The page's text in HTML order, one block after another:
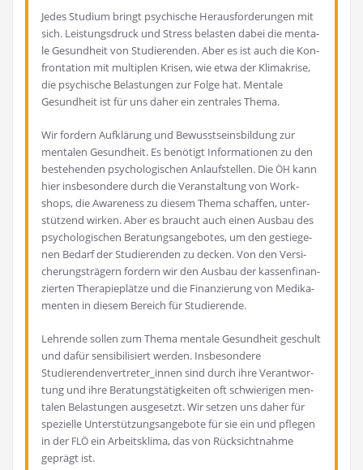
Jedes Stu­di­um bringt psy­chi­sche Her­aus­for­de­run­gen mit
sich. Leis­tungs­druck und Stress belas­ten dabei die men­ta­
le Gesund­heit von Stu­die­ren­den. Aber es ist auch die Kon­
fron­ta­ti­on mit mul­ti­plen Kri­sen, wie etwa der Kli­ma­kri­se,
die psy­chi­sche Belas­tun­gen zur Fol­ge hat. Men­ta­le
Gesund­heit ist für uns daher ein zen­tra­les Thema.
Wir for­dern Auf­klä­rung und Bewusst­seins­bil­dung zur
men­ta­len Gesund­heit. Es benö­tigt Infor­ma­tio­nen zu den
bestehen­den psy­cho­lo­gi­schen Anlauf­stel­len. DieÖH kann
hier ins­be­son­de­re durch die Ver­an­stal­tung von Work­
shops, die Awa­re­ness zu die­sem The­ma schaf­fen, unter­
stüt­zend wir­ken. Aber es braucht auch einen Aus­bau des
psy­cho­lo­gi­schen Bera­tungs­an­ge­bo­tes, um den gestie­ge­
nen Bedarf der Stu­die­ren­den zu decken. Von den Ver­si­
che­rungs­trä­gern for­dern wir den Aus­bau der kas­sen­fi­nan­
zier­ten The­ra­pie­plät­ze und die Finan­zie­rung von Medi­ka­
men­ten in die­sem Bereich für Studierende.
Leh­ren­de sol­len zum The­ma men­ta­le Gesund­heit geschult
und dafür sen­si­bi­li­siert wer­den. Ins­be­son­de­re
Studierendenvertreter_innen sind durch ihre Ver­ant­wor­
tung und ihre Bera­tungs­tä­tig­kei­ten oft schwie­ri­gen men­
ta­len Belas­tun­gen aus­ge­setzt. Wir set­zen uns daher für
spe­zi­el­le Unter­stüt­zungs­an­ge­bo­te für sie ein und pfle­gen
in der FLÖein Arbeits­kli­ma, das von Rück­sicht­nah­me
geprägt ist.